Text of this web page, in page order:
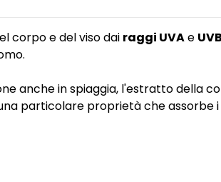
corpo e del viso dai raggi UVAe UVB
anche in spiaggia, l'estratto della
particolare proprietà che assorbe i